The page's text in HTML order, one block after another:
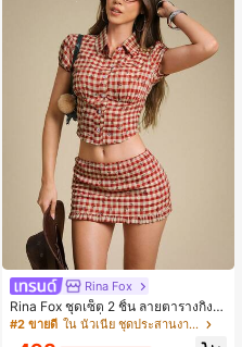
Rina Fox
Rina Fox ชุดเซ็ต 2 ชิ้น ลายตารางกิงแ
ฮมสีแดงสไตล์ฝรั่งเศสพิมพ์ลายดอกไม้ เ
สื้อครอปและกระโปรงมินิระบายเข้าชุด
#2 ขายดี ใน นัวเนีย ชุดประสานงานสตรี